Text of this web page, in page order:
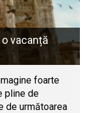
vacanță
foarte
pline de
de următoarea